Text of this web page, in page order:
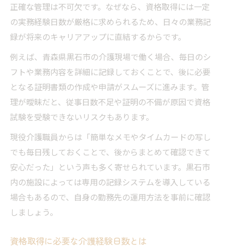
正確な管理は不可欠です。なぜなら、資格取得には一定
の実務経験日数が厳格に求められるため、日々の業務記
録が将来のキャリアアップに直結するからです。
例えば、青森県黒石市の介護現場で働く場合、毎日のシ
フトや業務内容を詳細に記録しておくことで、後に必要
となる証明書類の作成や申請がスムーズに進みます。管
理が曖昧だと、従事日数不足や証明の不備が原因で資格
試験を受験できないリスクもあります。
現役介護職員からは「簡単なメモやタイムカードの写し
でも毎日残しておくことで、後からまとめて確認できて
安心だった」という声も多く寄せられています。黒石市
内の施設によっては専用の記録システムを導入している
場合もあるので、自身の勤務先の運用方法を事前に確認
しましょう。
資格取得に必要な介護経験日数とは